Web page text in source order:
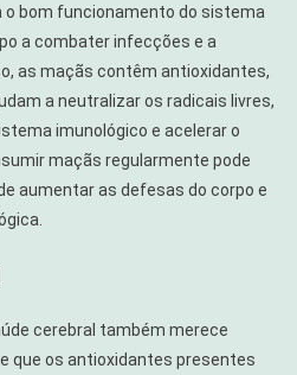
bom funcionamento do sistema
a combater infecções e a
as maçãs contêm antioxidantes,
a neutralizar os radicais livres,
imunológico e acelerar o
maçãs regularmente pode
aumentar as defesas do corpo e
cerebral também merece
que os antioxidantes presentes